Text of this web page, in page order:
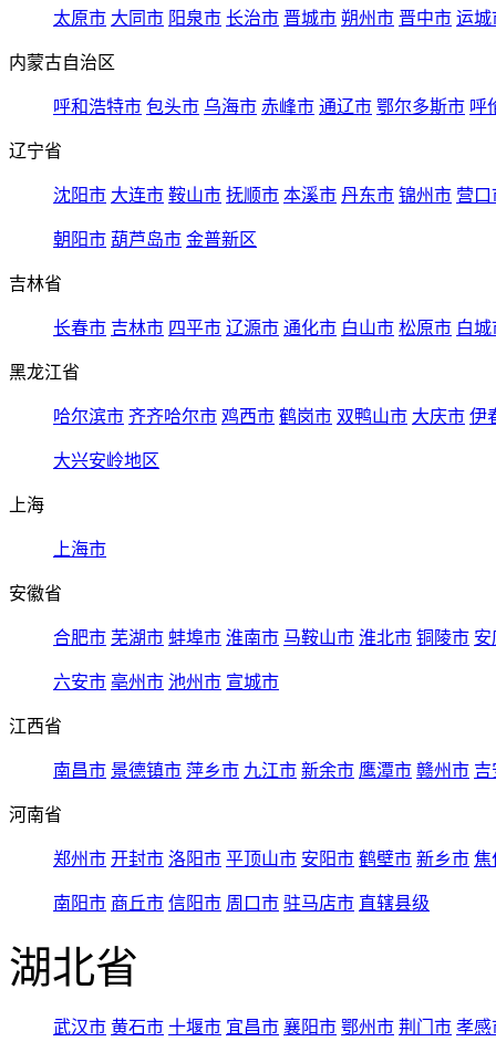
太原市 大同市 阳泉市 长治市 晋城市 朔州市 晋中市 运城
内蒙古自治区
呼和浩特市 包头市 乌海市 赤峰市 通辽市 鄂尔多斯市 呼
辽宁省
沈阳市 大连市 鞍山市 抚顺市 本溪市 丹东市 锦州市 营口
朝阳市 葫芦岛市 金普新区
吉林省
长春市 吉林市 四平市 辽源市 通化市 白山市 松原市 白城
黑龙江省
哈尔滨市 齐齐哈尔市 鸡西市 鹤岗市 双鸭山市 大庆市 伊
大兴安岭地区
上海
上海市
安徽省
合肥市 芜湖市 蚌埠市 淮南市 马鞍山市 淮北市 铜陵市 安
六安市 亳州市 池州市 宣城市
江西省
南昌市 景德镇市 萍乡市 九江市 新余市 鹰潭市 赣州市 吉
河南省
郑州市 开封市 洛阳市 平顶山市 安阳市 鹤壁市 新乡市 焦
南阳市 商丘市 信阳市 周口市 驻马店市 直辖县级
湖北省
武汉市 黄石市 十堰市 宜昌市 襄阳市 鄂州市 荆门市 孝感